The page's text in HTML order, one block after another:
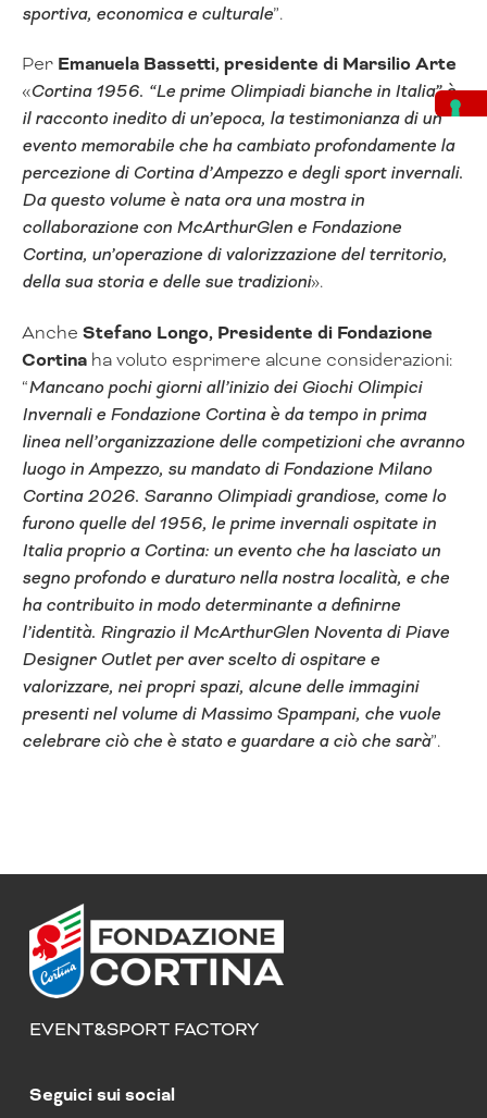
sportiva, economica e culturale”.
Per Emanuela Bassetti, presidente di Marsilio Arte
«Cortina 1956. “Le prime Olimpiadi bianche in Italia” è
il racconto inedito di un’epoca, la testimonianza di un
evento memorabile che ha cambiato profondamente la
percezione di Cortina d’Ampezzo e degli sport invernali.
Da questo volume è nata ora una mostra in
collaborazione con McArthurGlen e Fondazione
Cortina, un’operazione di valorizzazione del territorio,
della sua storia e delle sue tradizioni».
Anche Stefano Longo, Presidente di Fondazione
Cortina ha voluto esprimere alcune considerazioni:
“Mancano pochi giorni all’inizio dei Giochi Olimpici
Invernali e Fondazione Cortina è da tempo in prima
linea nell’organizzazione delle competizioni che avranno
luogo in Ampezzo, su mandato di Fondazione Milano
Cortina 2026. Saranno Olimpiadi grandiose, come lo
furono quelle del 1956, le prime invernali ospitate in
Italia proprio a Cortina: un evento che ha lasciato un
segno profondo e duraturo nella nostra località, e che
ha contribuito in modo determinante a definirne
l’identità. Ringrazio il McArthurGlen Noventa di Piave
Designer Outlet per aver scelto di ospitare e
valorizzare, nei propri spazi, alcune delle immagini
presenti nel volume di Massimo Spampani, che vuole
celebrare ciò che è stato e guardare a ciò che sarà”.
EVENT&SPORT FACTORY
Seguici sui social